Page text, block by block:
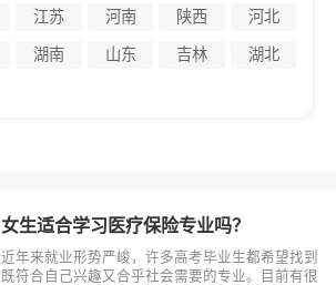
江苏 河南 陕西 河北
湖南 山东 吉林 湖北
女生适合学习医疗保险专业吗？
近年来就业形势严峻，许多高考毕业生都希望找到
既符合自己兴趣又合乎社会需要的专业。目前有很